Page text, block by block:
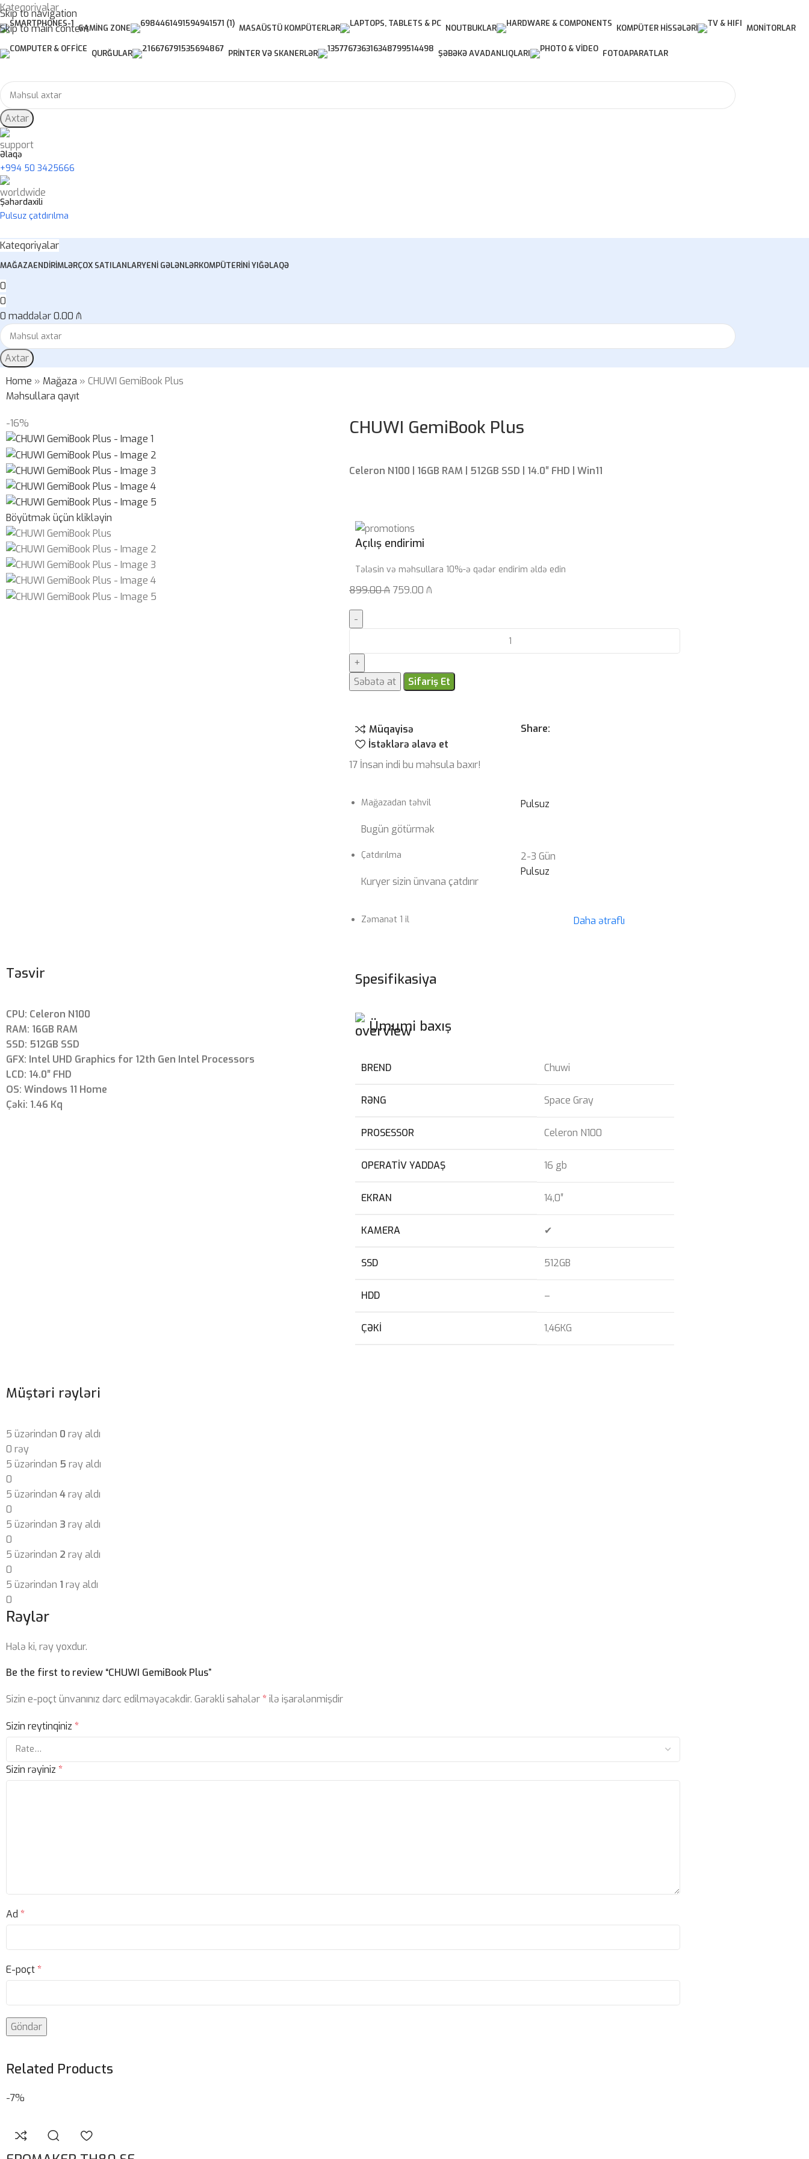
Skip to navigation
Skip to main content
Kateqoriyalar
GAMING ZONE MASAÜSTÜ KOMPÜTERLƏR NOUTBUKLAR KOMPÜTER HISSƏLƏRI MONITORLAR
QURĞULAR PRINTER VƏ SKANERLƏR ŞƏBƏKƏ AVADANLIQLARI FOTOAPARATLAR
Axtar
Əlaqə
+994 50 3425666
Şəhərdaxili
Pulsuz çatdırılma
Kateqoriyalar
MAĞAZAENDIRIMLƏRÇOX SATILANLARYENI GƏLƏNLƏRKOMPÜTERINI YIĞƏLAQƏ
0
0
0 maddələr0.00 ₼
Axtar
Home » Mağaza » CHUWI GemiBook Plus
Məhsullara qayıt
-16%
Böyütmək üçün klikləyin
CHUWI GemiBook Plus
Celeron N100 | 16GB RAM | 512GB SSD | 14.0″ FHD | Win11
Açılış endirimi
Tələsin və məhsullara 10%-ə qədər endirim əldə edin
899.00₼ 759.00 ₼
Səbətə at Sifariş Et
Müqayisə
İstəklərə əlavə et
Share:
17 İnsan indi bu məhsula baxır!
Mağazadan təhvil
Bugün götürmək
Pulsuz
Çatdırılma
Kuryer sizin ünvana çatdırır
2-3 Gün
Pulsuz
Zəmanət 1 il Daha ətraflı
Təsvir
CPU: Celeron N100
RAM: 16GB RAM
SSD: 512GB SSD
GFX: Intel UHD Graphics for 12th Gen Intel Processors
LCD: 14.0″ FHD
OS: Windows 11 Home
Çəki: 1.46 Kq
Spesifikasiya
Ümumi baxış
BREND Chuwi
RƏNG Space Gray
PROSESSOR Celeron N100
OPERATIV YADDAŞ 16 gb
EKRAN 14,0″
KAMERA ✔
SSD 512GB
HDD –
ÇƏKI 1,46KG
Müştəri rəyləri
5 üzərindən 0 rəy aldı
0 rəy
5 üzərindən 5 rəy aldı
0
5 üzərindən 4rəy aldı
0
5 üzərindən 3 rəy aldı
0
5 üzərindən 2 rəy aldı
0
5 üzərindən 1 rəy aldı
0
Rəylər
Hələ ki, rəy yoxdur.
Be the first to review “CHUWI GemiBook Plus”
Sizin e-poçt ünvanınız dərc edilməyəcəkdir. Gərəkli sahələr*ilə işarələnmişdir
Sizin reytinqiniz *
Sizin rəyiniz *
Ad *
E-poçt*
Related Products
-7%